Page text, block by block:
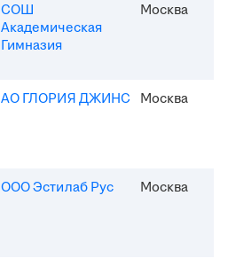
СОШ
Академическая
Гимназия
Москва
АО ГЛОРИЯ ДЖИНС Москва
ООО Эстилаб Рус Москва